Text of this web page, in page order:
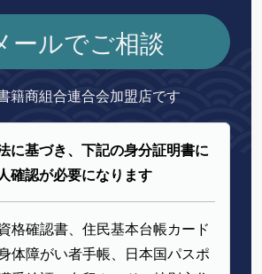
ールでご相談
籍商組合連合会加盟店です
に基づき、下記の身分証明書に
確認が必要になります
格確認書、住民基本台帳カード
体障がい者手帳、日本国パスポ